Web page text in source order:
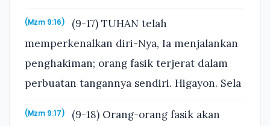
(Mzm 9:16)
(9-17) TUHAN telah
memperkenalkan diri-Nya, Ia menjalankan
penghakiman; orang fasik terjerat dalam
perbuatan tangannya sendiri. Higayon. Sela
(Mzm 9:17)
(9-18) Orang-orang fasik akan